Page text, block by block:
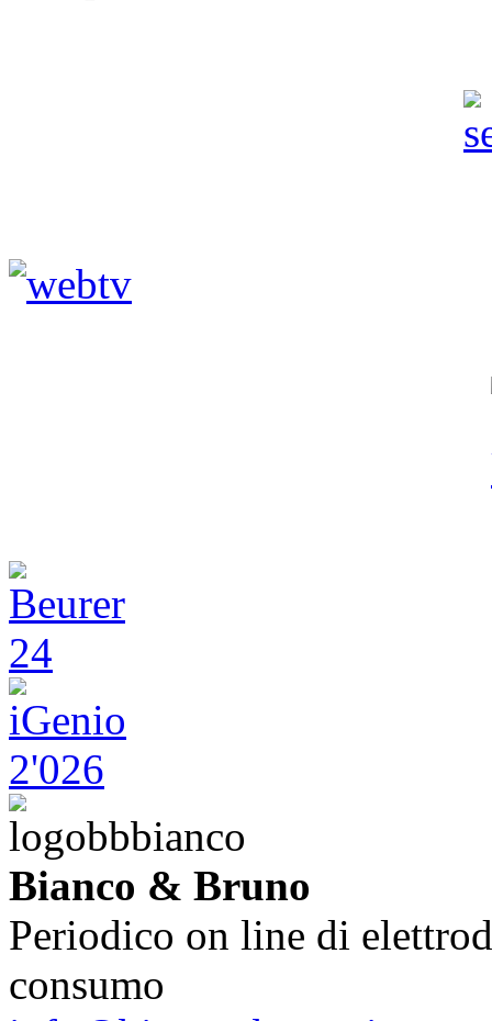
Bianco & Bruno
Periodico on line di
consumo